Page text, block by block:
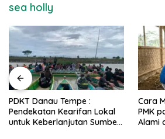
sea holly
PDKT Danau Tempe :
Pendekatan Kearifan Lokal
untuk Keberlanjutan Sumber
Cara
PMK
Alami